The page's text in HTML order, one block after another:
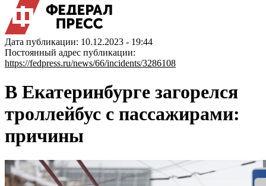
Дата публикации: 10.12.2023 - 19:44
Постоянный адрес публикации:
https://fedpress.ru/news/66/incidents/3286108
В Екатеринбурге загорелся
троллейбус с пассажирами:
причины